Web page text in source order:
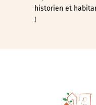
historien et
!